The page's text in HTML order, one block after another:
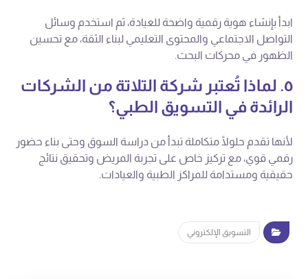
ابدأ بإنشاء هوية رقمية واضحة للعيادة، ثم استخدم وسائل
التواصل الاجتماعي والمحتوى التعليمي لبناء الثقة، مع تحسين
الظهور في محركات البحث.
٥. لماذا تُعتبر شركة التلاتة من الشركات
الرائدة في التسويق الطبي؟
لأنها تقدم حلولًا متكاملة تبدأ من دراسة السوق وحتى بناء حضور
رقمي قوي، مع تركيز خاص على تجربة المريض وتحقيق نتائج
حقيقية ومستدامة للمراكز الطبية والعيادات.
التسويق الإلكتروني